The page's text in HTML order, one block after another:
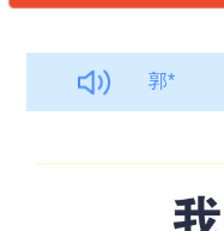
郭*
周*